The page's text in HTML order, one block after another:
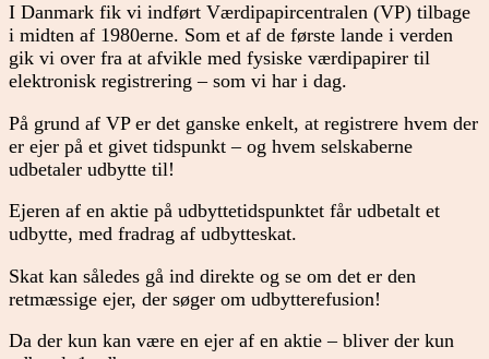
I Danmark fik vi indført Værdipapircentralen (VP) tilbage
i midten af 1980erne. Som et af de første lande i verden
gik vi over fra at afvikle med fysiske værdipapirer til
elektronisk registrering – som vi har i dag.
På grund af VP er det ganske enkelt, at registrere hvem der
er ejer på et givet tidspunkt – og hvem selskaberne
udbetaler udbytte til!
Ejeren af en aktie på udbyttetidspunktet får udbetalt et
udbytte, med fradrag af udbytteskat.
Skat kan således gå ind direkte og se om det er den
retmæssige ejer, der søger om udbytterefusion!
Da der kun kan være en ejer af en aktie – bliver der kun